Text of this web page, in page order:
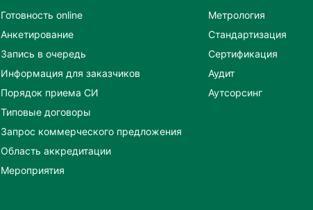
Готовность online
Анкетирование
Запись в очередь
Информация для заказчиков
Порядок приема СИ
Типовые договоры
Запрос коммерческого предложения
Область аккредитации
Мероприятия
Метрология
Стандартизация
Сертификация
Аудит
Аутсорсинг